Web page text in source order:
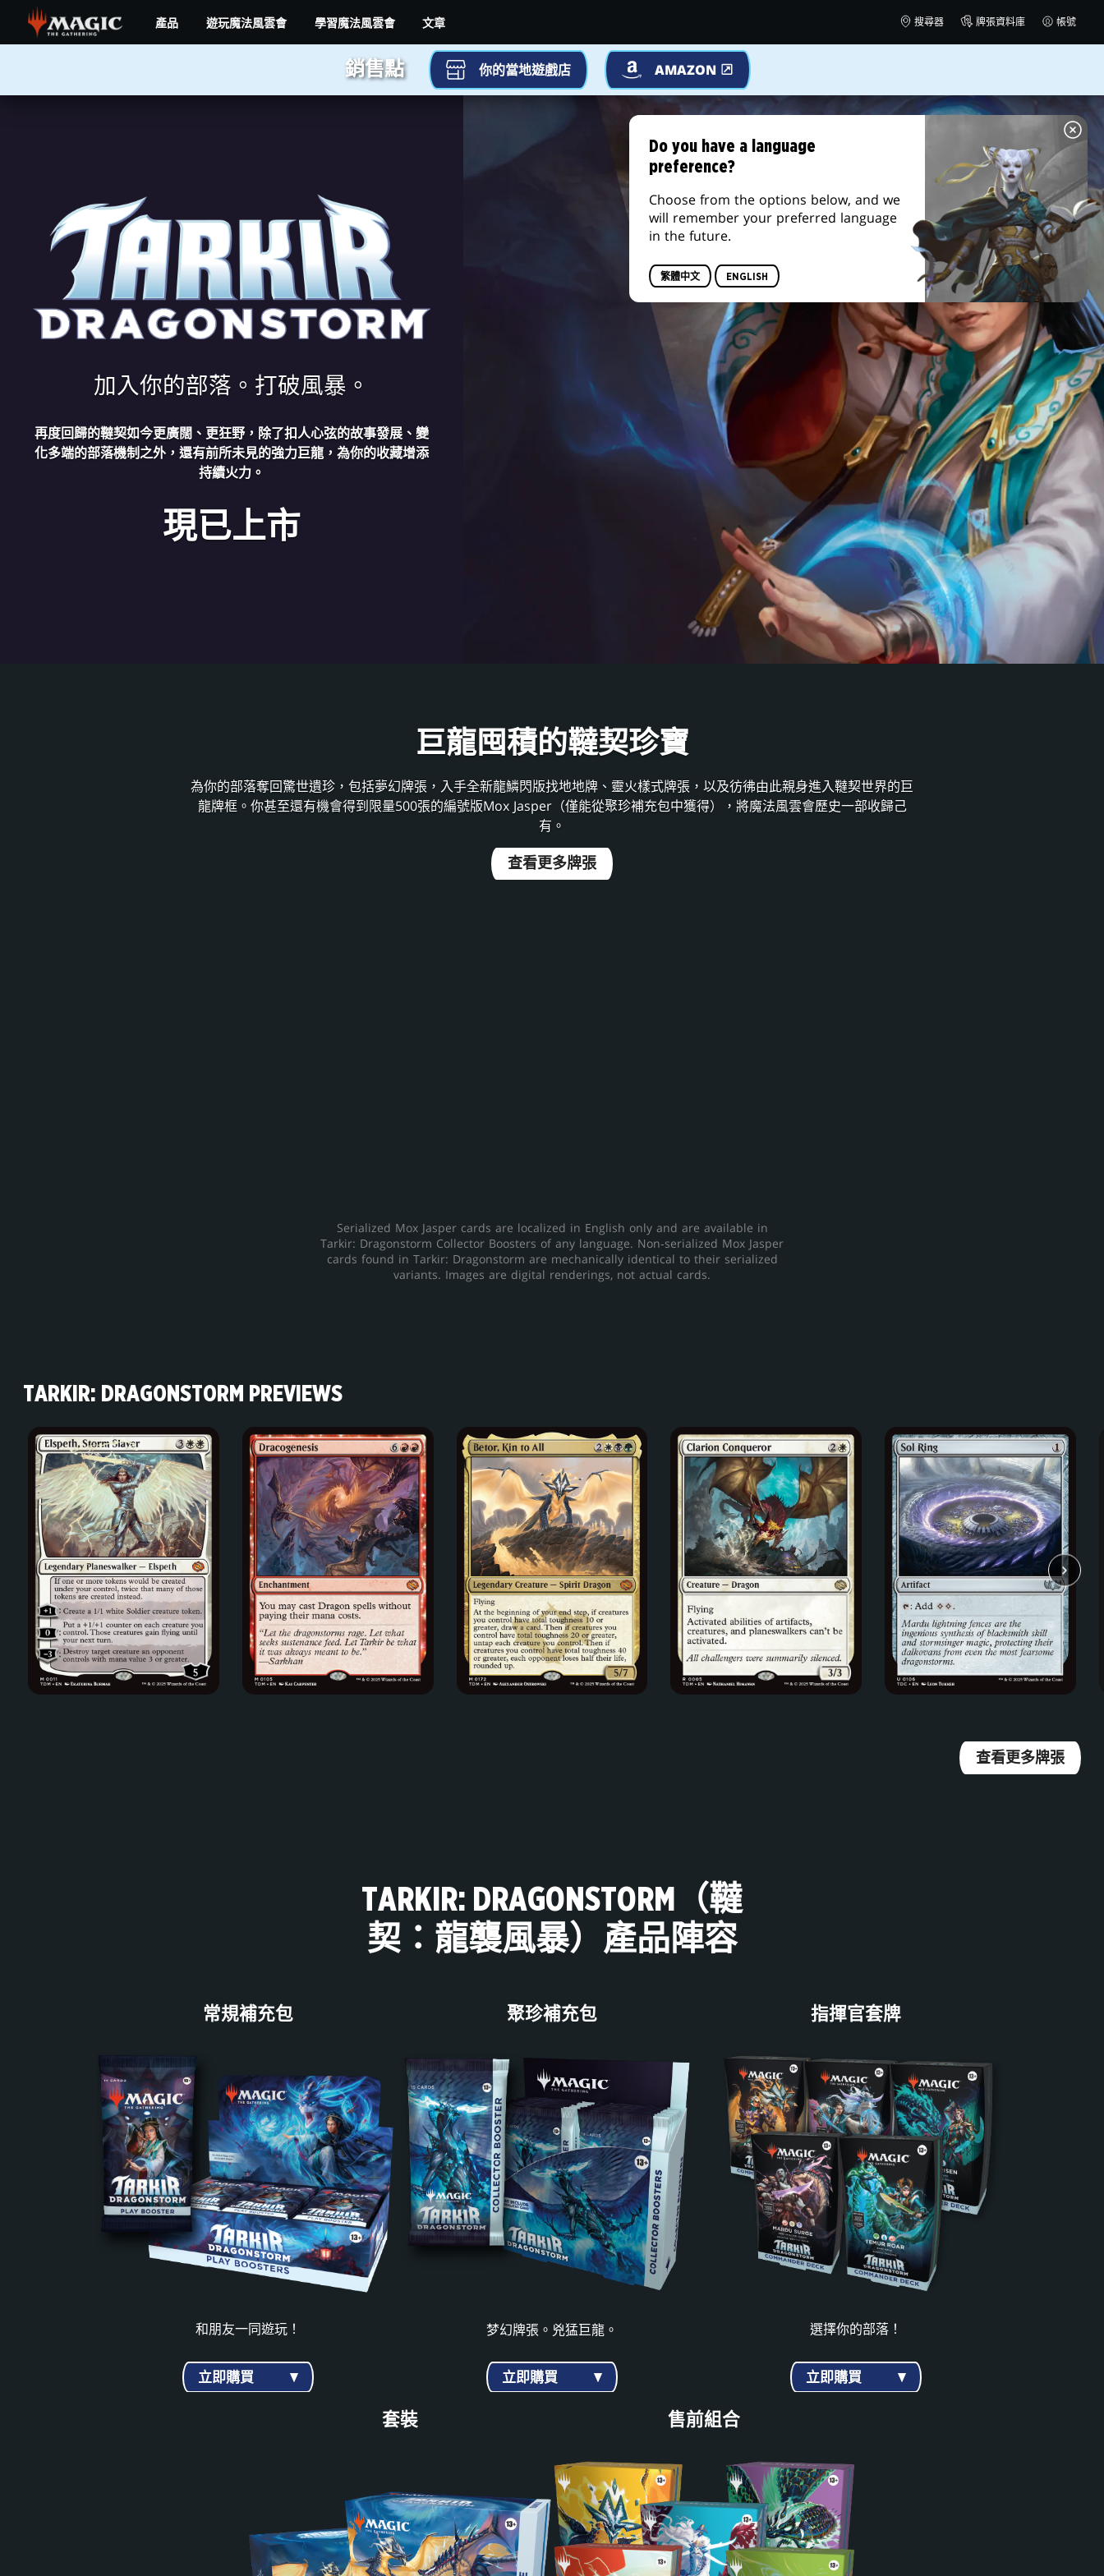
main
產品 遊玩魔法風雲會 學習魔法風雲會 文章 搜尋器 牌張資料庫 帳號
DRAGONSTORM
銷售點 你的當地遊戲店 AMAZON
加入你的部落。打破風暴。
再度回歸的韃契如今更廣闊、更狂野，除了扣人心弦的故事發展、變
化多端的部落機制之外，還有前所未見的強力巨龍，為你的收藏增添
持續火力。
現已上市
巨龍囤積的韃契珍寶
為你的部落奪回驚世遺珍，包括夢幻牌張，入手全新龍鱗閃版找地地牌、靈火樣式牌張，以及彷彿由此親身進入韃契世界的巨
龍牌框。你甚至還有機會得到限量500張的編號版Mox Jasper（僅能從聚珍補充包中獲得），將魔法風雲會歷史一部收歸己
有。
查看更多牌張
Serialized Mox Jasper cards are localized in English only and are available in
Tarkir: Dragonstorm Collector Boosters of any language. Non‑serialized Mox Jasper
cards found in Tarkir: Dragonstorm are mechanically identical to their serialized
variants. Images are digital renderings, not actual cards.
TARKIR: DRAGONSTORM PREVIEWS
查看更多牌張
TARKIR: DRAGONSTORM（韃
契：龍襲風暴）產品陣容
常規補充包
和朋友一同遊玩！
立即購買
聚珍補充包
梦幻牌張。兇猛巨龍。
立即購買
指揮官套牌
選擇你的部落！
立即購買
套裝 售前組合
Do you have a language
preference?
Choose from the options below, and we
will remember your preferred language
in the future.
繁體中文 ENGLISH